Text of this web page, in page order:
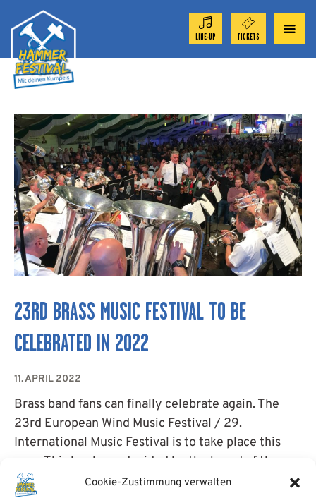
Cookie-Zustimmung verwalten
LINE-UP TICKETS
ORCHESTRAS 2024
NEWS
APP
NEWS
CONTACT
ENGLISH
23RD BRASS MUSIC FESTIVAL TO BE
CELEBRATED IN 2022
11. APRIL 2022
Brass band fans can finally celebrate again. The
23rd European Wind Music Festival / 29.
International Music Festival is to take place this
year. This has been decided by the board of the
Bergmannsblasorchester Aue-Bad Schlema.